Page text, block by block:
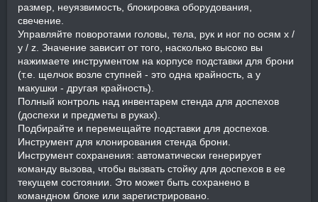
размер, неуязвимость, блокировка оборудования,
свечение.
Управляйте поворотами головы, тела, рук и ног по осям x /
y / z. Значение зависит от того, насколько высоко вы
нажимаете инструментом на корпусе подставки для брони
(т.е. щелчок возле ступней - это одна крайность, а у
макушки - другая крайность).
Полный контроль над инвентарем стенда для доспехов
(доспехи и предметы в руках).
Подбирайте и перемещайте подставки для доспехов.
Инструмент для клонирования стенда брони.
Инструмент сохранения: автоматически генерирует
команду вызова, чтобы вызвать стойку для доспехов в ее
текущем состоянии. Это может быть сохранено в
командном блоке или зарегистрировано.